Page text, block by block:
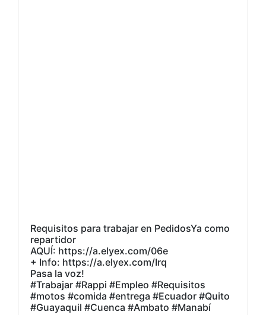
Requisitos para trabajar en PedidosYa como
repartidor
AQUÍ: https://a.elyex.com/06e
+ Info: https://a.elyex.com/Irq
Pasa la voz!
#Trabajar #Rappi #Empleo #Requisitos
#motos #comida #entrega #Ecuador #Quito
#Guayaquil #Cuenca #Ambato #Manabí